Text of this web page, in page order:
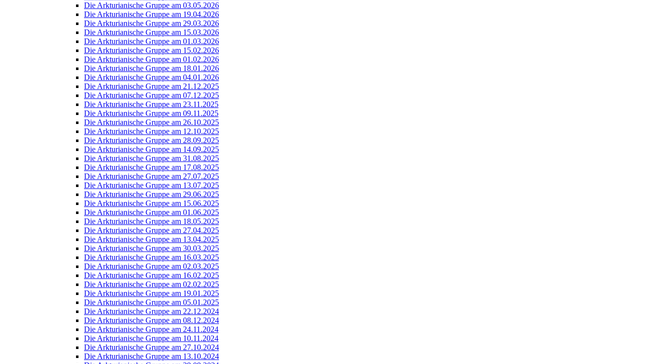
Die Arkturianische Gruppe am 03.05.2026
Die Arkturianische Gruppe am 19.04.2026
Die Arkturianische Gruppe am 29.03.2026
Die Arkturianische Gruppe am 15.03.2026
Die Arkturianische Gruppe am 01.03.2026
Die Arkturianische Gruppe am 15.02.2026
Die Arkturianische Gruppe am 01.02.2026
Die Arkturianische Gruppe am 18.01.2026
Die Arkturianische Gruppe am 04.01.2026
Die Arkturianische Gruppe am 21.12.2025
Die Arkturianische Gruppe am 07.12.2025
Die Arkturianische Gruppe am 23.11.2025
Die Arkturianische Gruppe am 09.11.2025
Die Arkturianische Gruppe am 26.10.2025
Die Arkturianische Gruppe am 12.10.2025
Die Arkturianische Gruppe am 28.09.2025
Die Arkturianische Gruppe am 14.09.2025
Die Arkturianische Gruppe am 31.08.2025
Die Arkturianische Gruppe am 17.08.2025
Die Arkturianische Gruppe am 27.07.2025
Die Arkturianische Gruppe am 13.07.2025
Die Arkturianische Gruppe am 29.06.2025
Die Arkturianische Gruppe am 15.06.2025
Die Arkturianische Gruppe am 01.06.2025
Die Arkturianische Gruppe am 18.05.2025
Die Arkturianische Gruppe am 27.04.2025
Die Arkturianische Gruppe am 13.04.2025
Die Arkturianische Gruppe am 30.03.2025
Die Arkturianische Gruppe am 16.03.2025
Die Arkturianische Gruppe am 02.03.2025
Die Arkturianische Gruppe am 16.02.2025
Die Arkturianische Gruppe am 02.02.2025
Die Arkturianische Gruppe am 19.01.2025
Die Arkturianische Gruppe am 05.01.2025
Die Arkturianische Gruppe am 22.12.2024
Die Arkturianische Gruppe am 08.12.2024
Die Arkturianische Gruppe am 24.11.2024
Die Arkturianische Gruppe am 10.11.2024
Die Arkturianische Gruppe am 27.10.2024
Die Arkturianische Gruppe am 13.10.2024